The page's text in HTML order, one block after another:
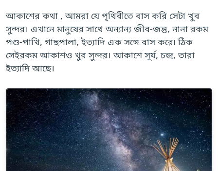
আকাশের কথা , আমরা যে পৃথিবীতে বাস করি সেটা খুব
সুন্দর। এখানে মানুষের সাথে অন্যান্য জীব-জন্তু, নানা রকম
পশু-পাখি, গাছপালা, ইত্যাদি এক সঙ্গে বাস করে৷ ঠিক
সেইরকম আকাশও খুব সুন্দর। আকাশে সূর্য, চন্দ্র, তারা
ইত্যাদি আছে।